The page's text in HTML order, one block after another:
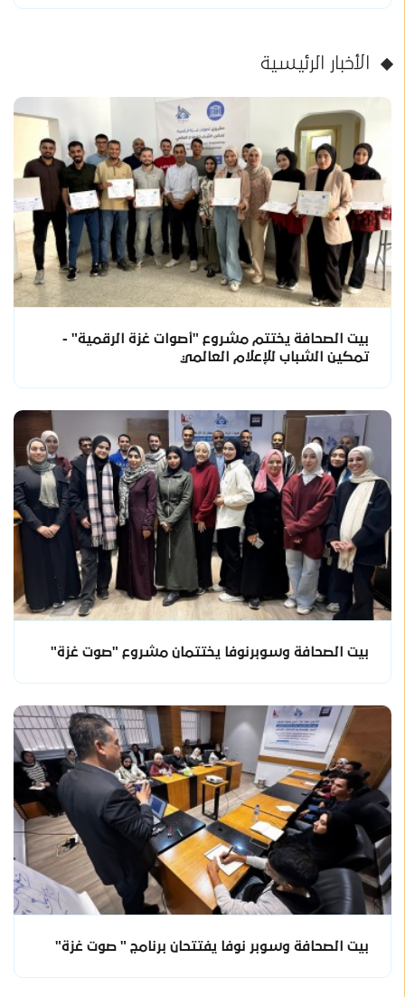
الأخبار الرئيسية
بيت الصحافة يختتم مشروع "أصوات غزة الرقمية" -
تمكين الشباب للإعلام العالمي
بيت الصحافة وسوبرنوفا يختتمان مشروع "صوت غزة"
بيت الصحافة وسوبر نوفا يفتتحان برنامج " صوت غزة"